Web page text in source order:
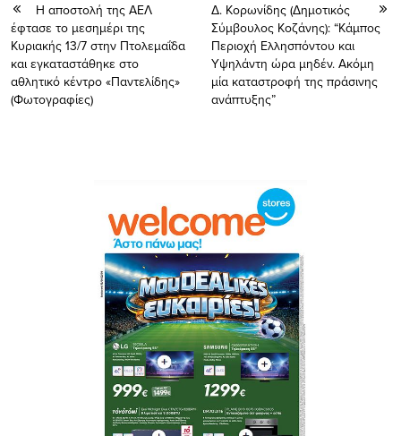
Η αποστολή της ΑΕΛ
έφτασε το μεσημέρι της
Κυριακής 13/7 στην Πτολεμαΐδα
και εγκαταστάθηκε στο
αθλητικό κέντρο «Παντελίδης»
(Φωτογραφίες)
Δ. Κορωνίδης (Δημοτικός
Σύμβουλος Κοζάνης): “Κάμπος
Περιοχή Ελλησπόντου και
Υψηλάντη ώρα μηδέν. Ακόμη
μία καταστροφή της πράσινης
ανάπτυξης”